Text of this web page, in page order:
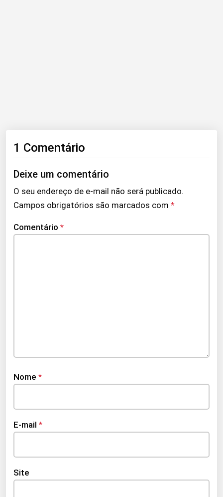
1 Comentário
Deixe um comentário
O seu endereço de e-mail não será publicado.
Campos obrigatórios são marcados com *
Comentário *
Nome *
E-mail *
Site